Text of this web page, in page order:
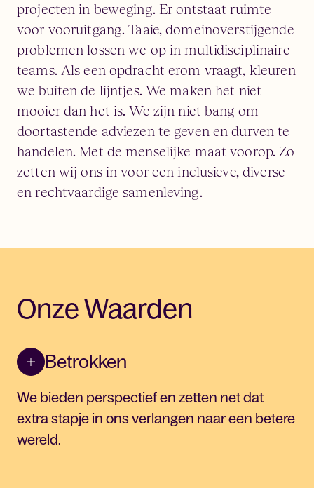
projecten in beweging. Er ontstaat ruimte
voor vooruitgang. Taaie, domeinoverstijgende
problemen lossen we op in multidisciplinaire
teams. Als een opdracht erom vraagt, kleuren
we buiten de lijntjes. We maken het niet
mooier dan het is. We zijn niet bang om
doortastende adviezen te geven en durven te
handelen. Met de menselijke maat voorop. Zo
zetten wij ons in voor een inclusieve, diverse
en rechtvaardige samenleving.
Onze Waarden
Betrokken
We bieden perspectief en zetten net dat
extra stapje in ons verlangen naar een betere
wereld.
We voelen ons verbonden met de wereld en